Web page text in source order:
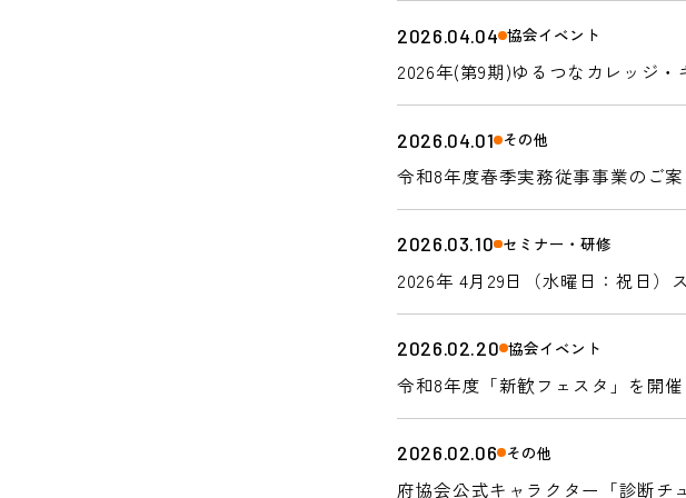
2026.04.04 協会イベント
2026年(第9期)ゆるつなカレッジ
2026.04.01 その他
令和8年度春季実務従事事業のご案
2026.03.10 セミナー・研修
2026年 4月29日（水曜日：祝日
した起業家の思考法「エフェクチ
2026.02.20 協会イベント
令和8年度「新歓フェスタ」を開
2026.02.06 その他
府協会公式キャラクター「診断チ